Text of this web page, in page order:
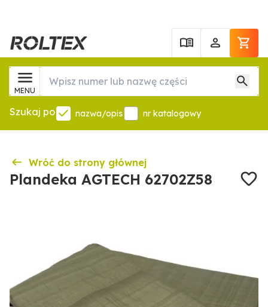
MENU
Szukaj po nazwa/opis nr katalogowy
Wróć do strony głównej
Plandeka AGTECH 62702Z58